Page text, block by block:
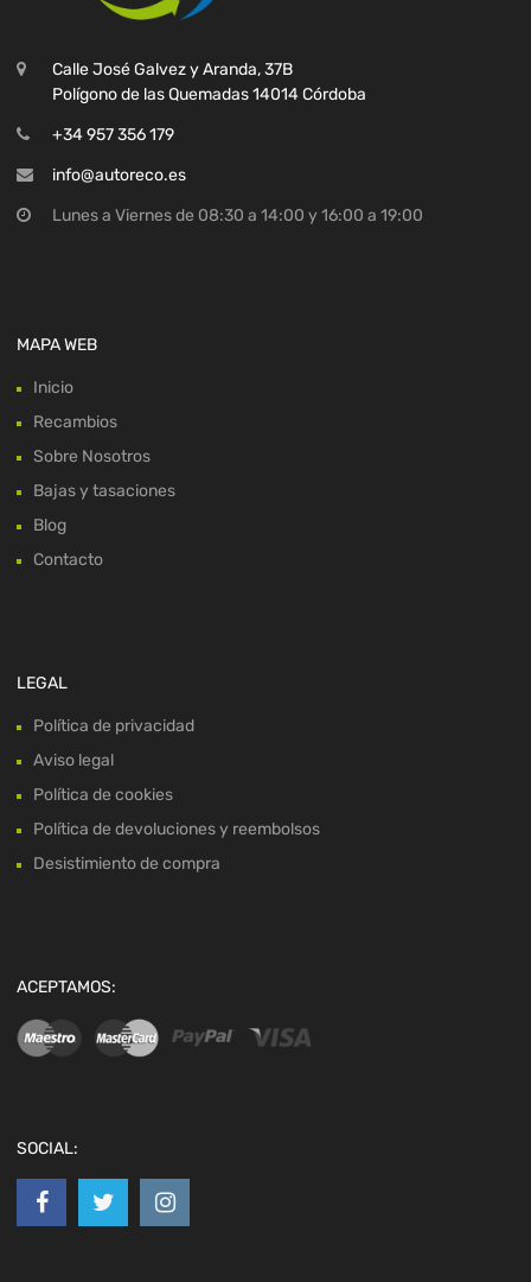
Calle José Galvez y Aranda, 37B
Polígono de las Quemadas 14014 Córdoba
+34 957 356 179
info@autoreco.es
Lunes a Viernes de 08:30 a 14:00 y 16:00 a 19:00
MAPA WEB
Inicio
Recambios
Sobre Nosotros
Bajas y tasaciones
Blog
Contacto
LEGAL
Política de privacidad
Aviso legal
Política de cookies
Política de devoluciones y reembolsos
Desistimiento de compra
ACEPTAMOS:
SOCIAL: